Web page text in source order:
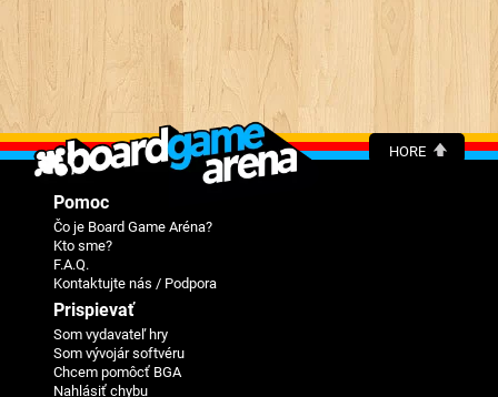
HORE
Pomoc
Čo je Board Game Aréna?
Kto sme?
F.A.Q.
Kontaktujte nás / Podpora
Prispievať
Som vydavateľ hry
Som vývojár softvéru
Chcem pomôcť BGA
Nahlásiť chybu